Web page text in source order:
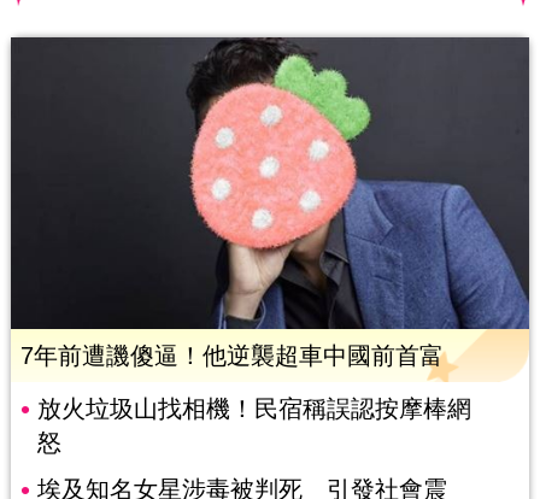
7年前遭譏傻逼！他逆襲超車中國前首富
放火垃圾山找相機！民宿稱誤認按摩棒網
怒
埃及知名女星涉毒被判死 引發社會震